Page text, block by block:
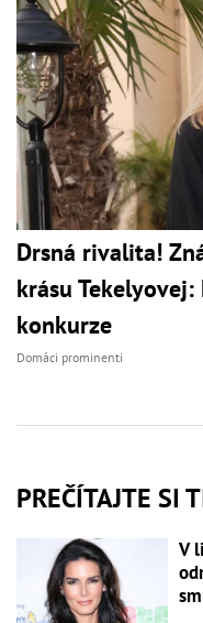
Drsná rivalita!
krásu
konkurze
Domáci prominenti
PREČÍTAJTE SI
V